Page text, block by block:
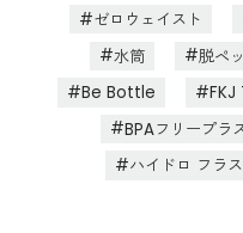
ゼロウェイスト
水筒
脱ペ
Be Bottle
BPAフリープラ
ハイドロ フラ